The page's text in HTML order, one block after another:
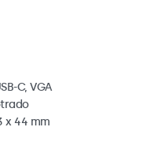
C, VGA
x 44 mm